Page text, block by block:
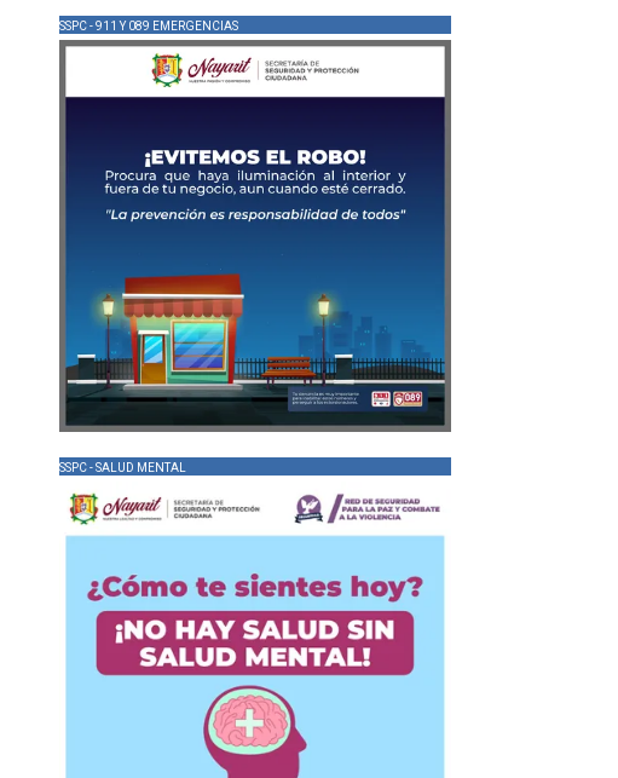
SSPC - 911 Y 089 EMERGENCIAS
SSPC - SALUD MENTAL